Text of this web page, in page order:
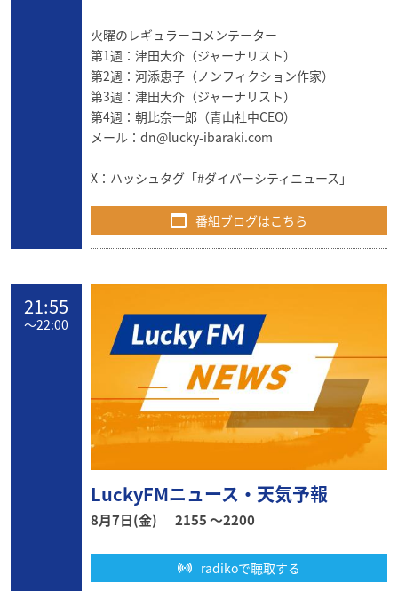
火曜のレギュラーコメンテーター
第1週：津田大介（ジャーナリスト）
第2週：河添恵子（ノンフィクション作家）
第3週：津田大介（ジャーナリスト）
第4週：朝比奈一郎（青山社中CEO）
メール： dn@lucky-ibaraki.com
X：ハッシュタグ「#ダイバーシティニュース」
番組ブログはこちら
21:55
〜22:00
LuckyFMニュース・天気予報
8月7日(金) 2155 〜2200
radikoで聴取する